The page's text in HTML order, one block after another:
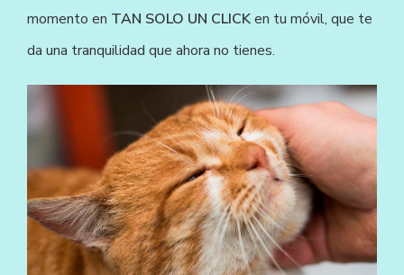
momento en TAN SOLO UN CLICK en tu móvil, que te
da una tranquilidad que ahora no tienes.